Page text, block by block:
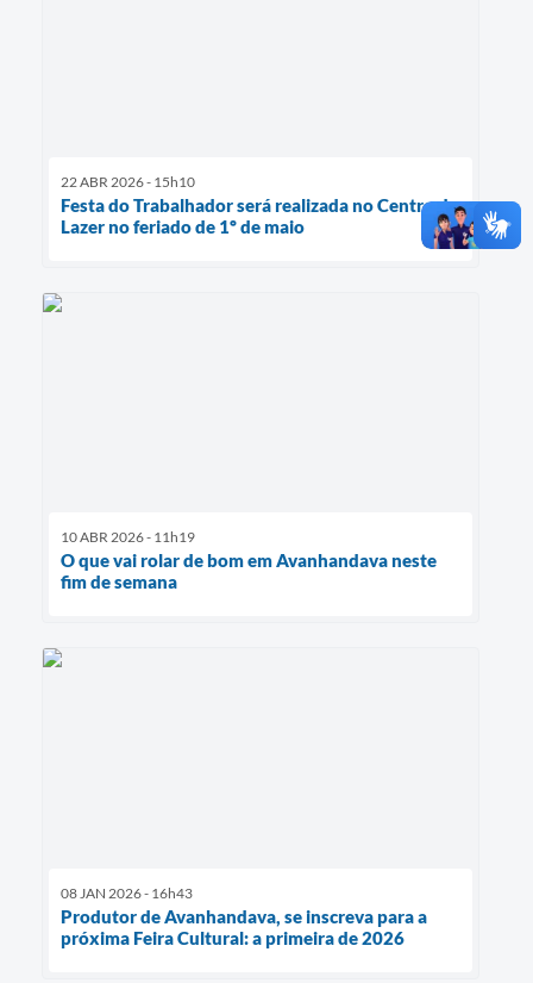
22 ABR 2026 - 15h10
Festa do Trabalhador será realizada no Centro de
Lazer no feriado de 1º de maio
10 ABR 2026 - 11h19
O que vai rolar de bom em Avanhandava neste
fim de semana
08 JAN 2026 - 16h43
Produtor de Avanhandava, se inscreva para a
próxima Feira Cultural: a primeira de 2026